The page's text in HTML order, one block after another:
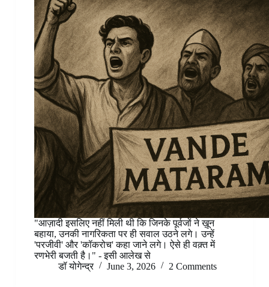
"आज़ादी इसलिए नहीं मिली थी कि जिनके पूर्वजों ने ख़ून
बहाया, उनकी नागरिकता पर ही सवाल उठने लगे। उन्हें
'परजीवी' और 'कॉकरोच' कहा जाने लगे। ऐसे ही वक़्त में
रणभेरी बजती है।" - इसी आलेख से
डॉ योगेन्द्र
June 3, 2026 2 Comments